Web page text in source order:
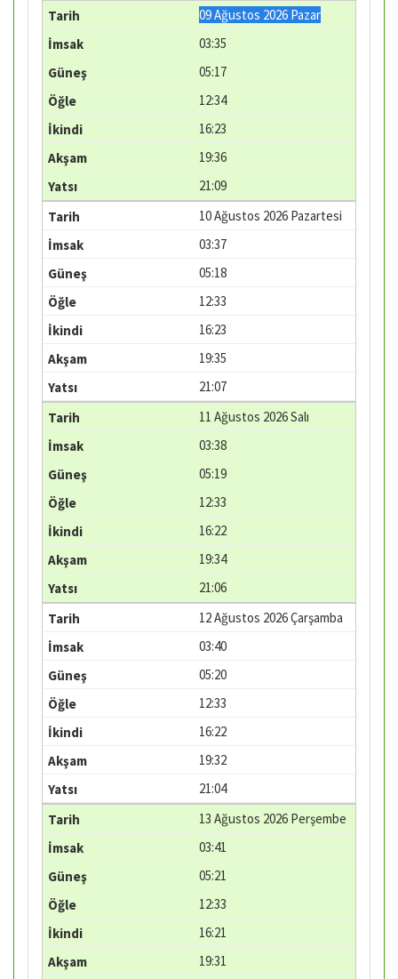
09 Ağustos 2026 Pazar
03:35
05:17
12:34
16:23
19:36
21:09
10 Ağustos 2026 Pazartesi
03:37
05:18
12:33
16:23
19:35
21:07
11 Ağustos 2026 Salı
03:38
05:19
12:33
16:22
19:34
21:06
12 Ağustos 2026 Çarşamba
03:40
05:20
12:33
16:22
19:32
21:04
13 Ağustos 2026 Perşembe
03:41
05:21
12:33
16:21
19:31